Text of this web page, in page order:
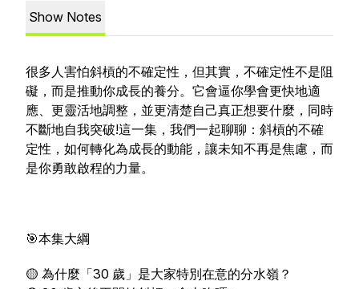
Show Notes
很多人害怕斜槓的不確定性，但其實，不確定性不是阻
礙，而是推動你成長的養分。它會逼你學會更快地適
應、更靈活地調整，並更清楚自己真正想要什麼，同時
不斷地自我突破!這一集，我們一起聊聊：斜槓的不確
定性，如何轉化為成長的動能，讓未知不再是焦慮，而
是你勇敢啟程的力量。
🎯本集大綱
🟡 為什麼「30 歲」是大家特別在意的分水嶺？